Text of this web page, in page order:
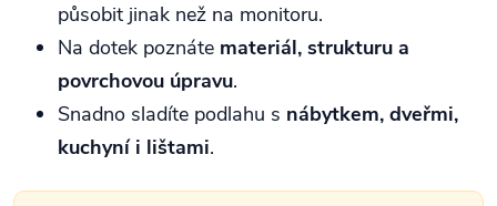
působit jinak než na monitoru.
Na dotek poznáte materiál, strukturu a
povrchovou úpravu.
Snadno sladíte podlahu s nábytkem, dveřmi,
kuchyní i lištami.